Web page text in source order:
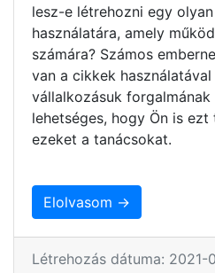
lesz-e létrehozni egy
használatára, amely
számára? Számos
van a cikkek
vállalkozásuk forgalmának
lehetséges, hogy Ön is
ezeket a tanácsokat.
Elolvasom →
Létrehozás dátuma: 2021-